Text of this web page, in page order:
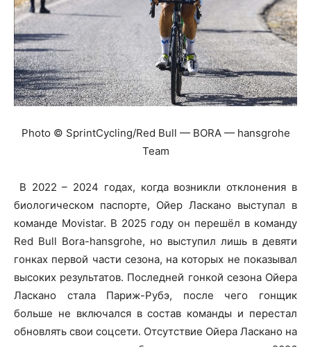
Photo © SprintCycling/Red Bull — BORA — hansgrohe
Team
В 2022 – 2024 годах, когда возникли отклонения в
биологическом паспорте, Ойер Ласкано выступал в
команде Movistar. В 2025 году он перешёл в команду
Red Bull Bora-hansgrohe, но выступил лишь в девяти
гонках первой части сезона, на которых не показывал
высоких результатов. Последней гонкой сезона Ойера
Ласкано стала Париж-Рубэ, после чего гонщик
больше не включался в состав команды и перестал
обновлять свои соцсети. Отсутствие Ойера Ласкано на